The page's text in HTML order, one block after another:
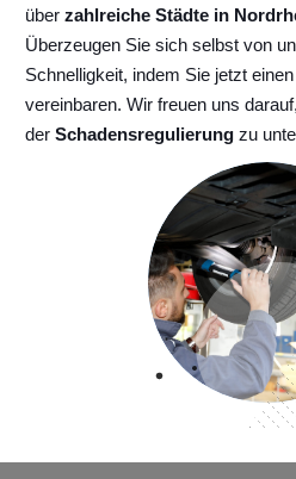
über zahlreiche Städte in
Überzeugen Sie sich selbst von
Schnelligkeit, indem Sie jetzt
vereinbaren. Wir freuen uns
der Schadensregulierung zu